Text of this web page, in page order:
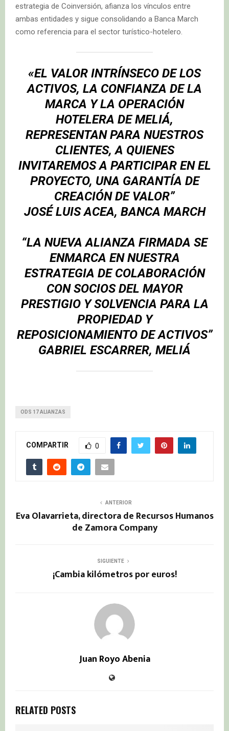
estrategia de Coinversión, afianza los vínculos entre
ambas entidades y sigue consolidando a Banca March
como referencia para el sector turístico-hotelero.
«EL VALOR INTRÍNSECO DE LOS
ACTIVOS, LA CONFIANZA DE LA
MARCA Y LA OPERACIÓN
HOTELERA DE MELIÁ,
REPRESENTAN PARA NUESTROS
CLIENTES, A QUIENES
INVITAREMOS A PARTICIPAR EN EL
PROYECTO, UNA GARANTÍA DE
CREACIÓN DE VALOR”
JOSÉ LUIS ACEA, BANCA MARCH
“LA NUEVA ALIANZA FIRMADA SE
ENMARCA EN NUESTRA
ESTRATEGIA DE COLABORACIÓN
CON SOCIOS DEL MAYOR
PRESTIGIO Y SOLVENCIA PARA LA
PROPIEDAD Y
REPOSICIONAMIENTO DE ACTIVOS”
GABRIEL ESCARRER, MELIÁ
ODS 17 ALIANZAS
COMPARTIR 0
ANTERIOR
Eva Olavarrieta, directora de Recursos Humanos
de Zamora Company
SIGUIENTE
¡Cambia kilómetros por euros!
Juan Royo Abenia
RELATED POSTS